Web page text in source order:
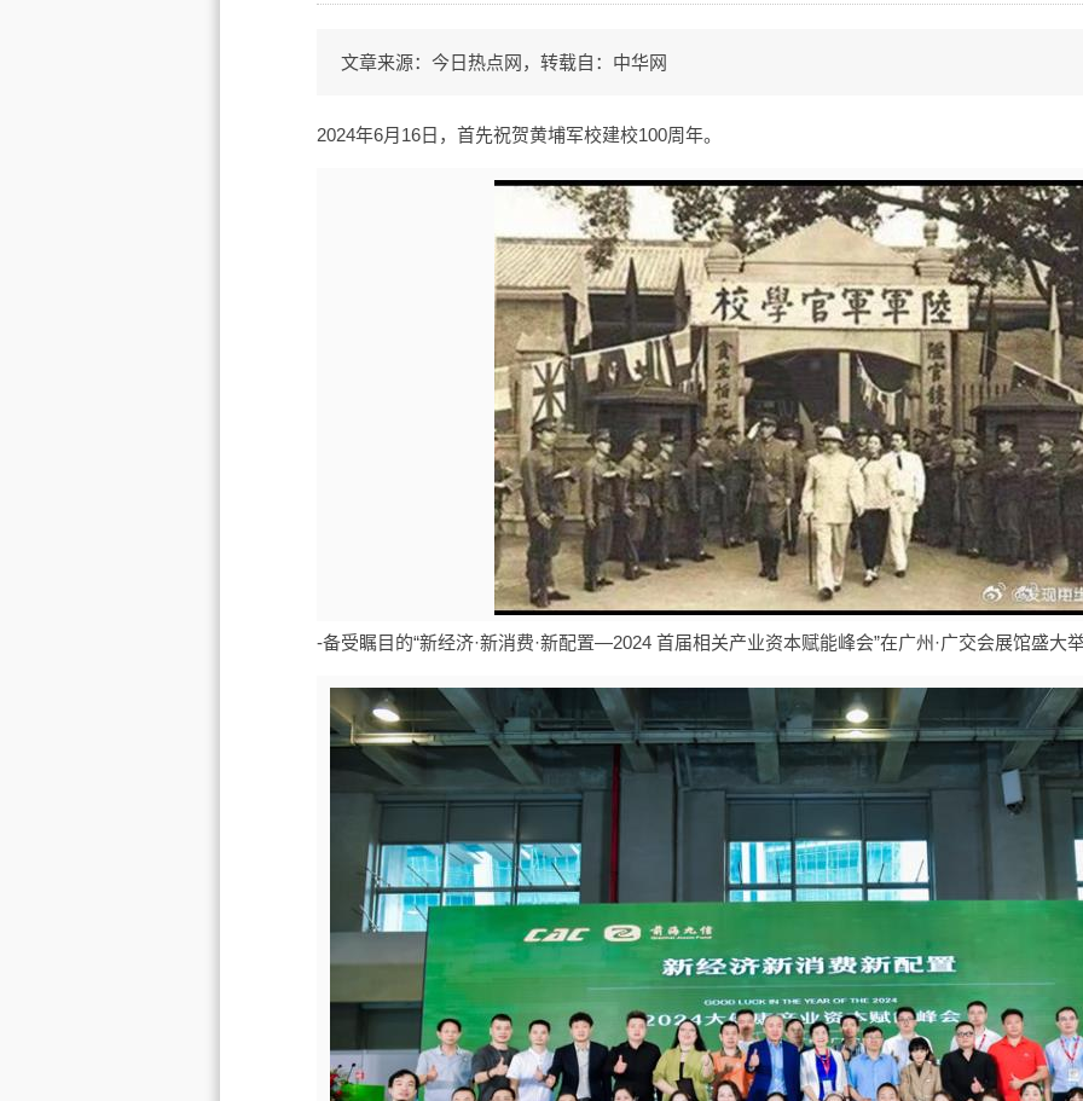
文章来源：今日热点网，转载自： 中华网
2024年6月16日，首先祝贺黄埔军校建校100周年。
-备受瞩目的“新经济·新消费·新配置—2024 首届相关产业资本赋能峰会”在广州·广交会展馆盛大